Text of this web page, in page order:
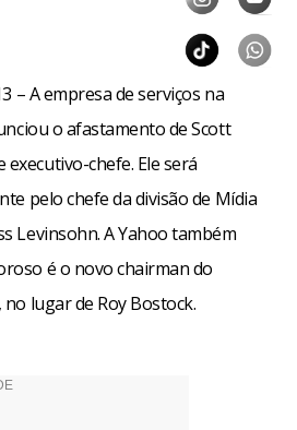
– A empresa de serviços na
o afastamento de Scott
chefe. Ele será
pelo chefe da divisão de Mídia
Levinsohn. A Yahoo também
é o novo chairman do
lugar de Roy Bostock.